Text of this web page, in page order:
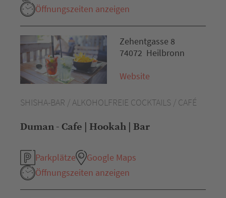
Öffnungszeiten anzeigen
SHISHA-BAR / ALKOHOLFREIE COCKTAILS / CAFÉ
Duman - Cafe | Hookah | Bar
Parkplätze
Google Maps
Öffnungszeiten anzeigen
Zehentgasse 8
74072 Heilbronn
Website